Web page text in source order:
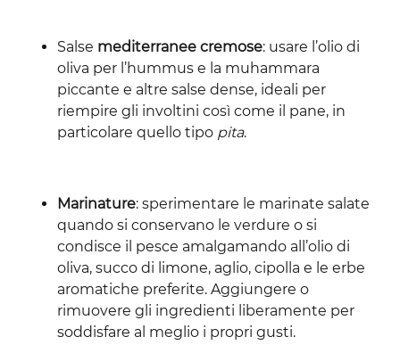
Salse mediterranee cremose: usare l’olio di
oliva per l’hummus e la muhammara
piccante e altre salse dense, ideali per
riempire gli involtini così come il pane, in
particolare quello tipo pita.
Marinature: sperimentare le marinate salate
quando si conservano le verdure o si
condisce il pesce amalgamando all’olio di
oliva, succo di limone, aglio, cipolla e le erbe
aromatiche preferite. Aggiungere o
rimuovere gli ingredienti liberamente per
soddisfare al meglio i propri gusti.